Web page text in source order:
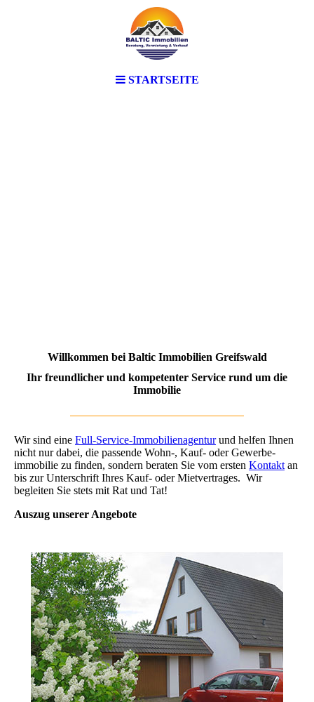
STARTSEITE
Willkommen bei Baltic Immobilien Greifswald
Ihr freundlicher und kompetenter Service rund um die
Immobilie
Wir sind eine Full-Service-Immobilienagenturund helfen Ihnen
nicht nur dabei, die passende Wohn-, Kauf- oder Ge­wer­be­
immo­bilie zu finden, sondern beraten Sie vom ersten Kontakt an
bis zur Unterschrift Ihres Kauf- oder Mietvertrages. Wir
begleiten Sie stets mit Rat und Tat!
Auszug unserer Angebote